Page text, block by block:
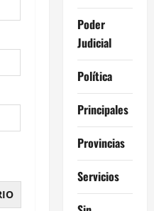
Poder
Judicial
Política
Principales
Provincias
Servicios